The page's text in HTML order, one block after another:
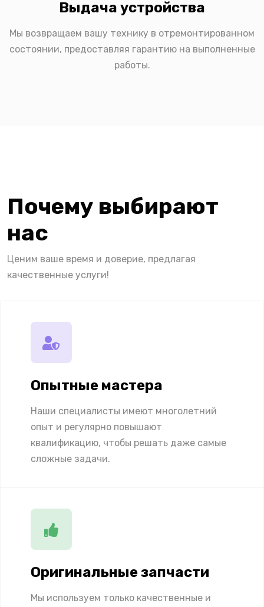
Выдача устройства
Мы возвращаем вашу технику в отремонтированном
состоянии, предоставляя гарантию на выполненные
работы.
Почему выбирают
нас
Ценим ваше время и доверие, предлагая
качественные услуги!
Опытные мастера
Наши специалисты имеют многолетний
опыт и регулярно повышают
квалификацию, чтобы решать даже самые
сложные задачи.
Оригинальные запчасти
Мы используем только качественные и